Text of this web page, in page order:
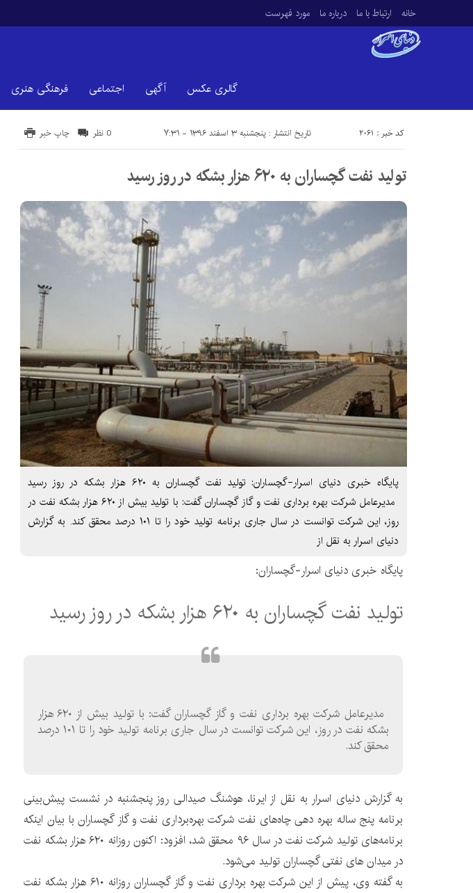
خانه ارتباط با ما درباره ما مورد فهرست
گالری عکس آگهی اجتماعی فرهنگی هنری
تاریخ انتشار : پنجشنبه ۳ اسفند ۱۳۹۶ - ۷:۳۱ کد خبر : 2061 چاپ خبر 0 نظر
تولید نفت گچساران به ۶۲۰ هزار بشکه در روز رسید
پایگاه خبری دنیای اسرار-گچساران: تولید نفت گچساران به ۶۲۰ هزار بشکه در روز رسید
مدیرعامل شرکت بهره برداری نفت و گاز گچساران گفت: با تولید بیش از ۶۲۰ هزار بشکه نفت در
روز، این شرکت توانست در سال جاری برنامه تولید خود را تا ۱۰۱ درصد محقق کند. به گزارش
دنیای اسرار به نقل از
پایگاه خبری دنیای اسرار-گچساران:
تولید نفت گچساران به ۶۲۰ هزار بشکه در روز رسید
مدیرعامل شرکت بهره برداری نفت و گاز گچساران گفت: با تولید بیش از ۶۲۰ هزار
بشکه نفت در روز، این شرکت توانست در سال جاری برنامه تولید خود را تا ۱۰۱ درصد
محقق کند.
به گزارش دنیای اسرار به نقل از ایرنا، هوشنگ صیدالی روز پنجشنبه در نشست پیش‌بینی
برنامه پنج ‌ساله بهره‌ دهی چاه‌های نفت شرکت بهره‌برداری نفت و گاز گچساران با بیان اینکه
برنامه‌های تولید شرکت نفت در سال ۹۶ محقق شد، افزود: اکنون روزانه ۶۲۰ هزار بشکه نفت
در میدان های نفتی گچساران تولید می‌شود.
به گفته وی، پیش از این شرکت بهره برداری نفت و گاز گچساران روزانه ۶۱۰ هزار بشکه نفت